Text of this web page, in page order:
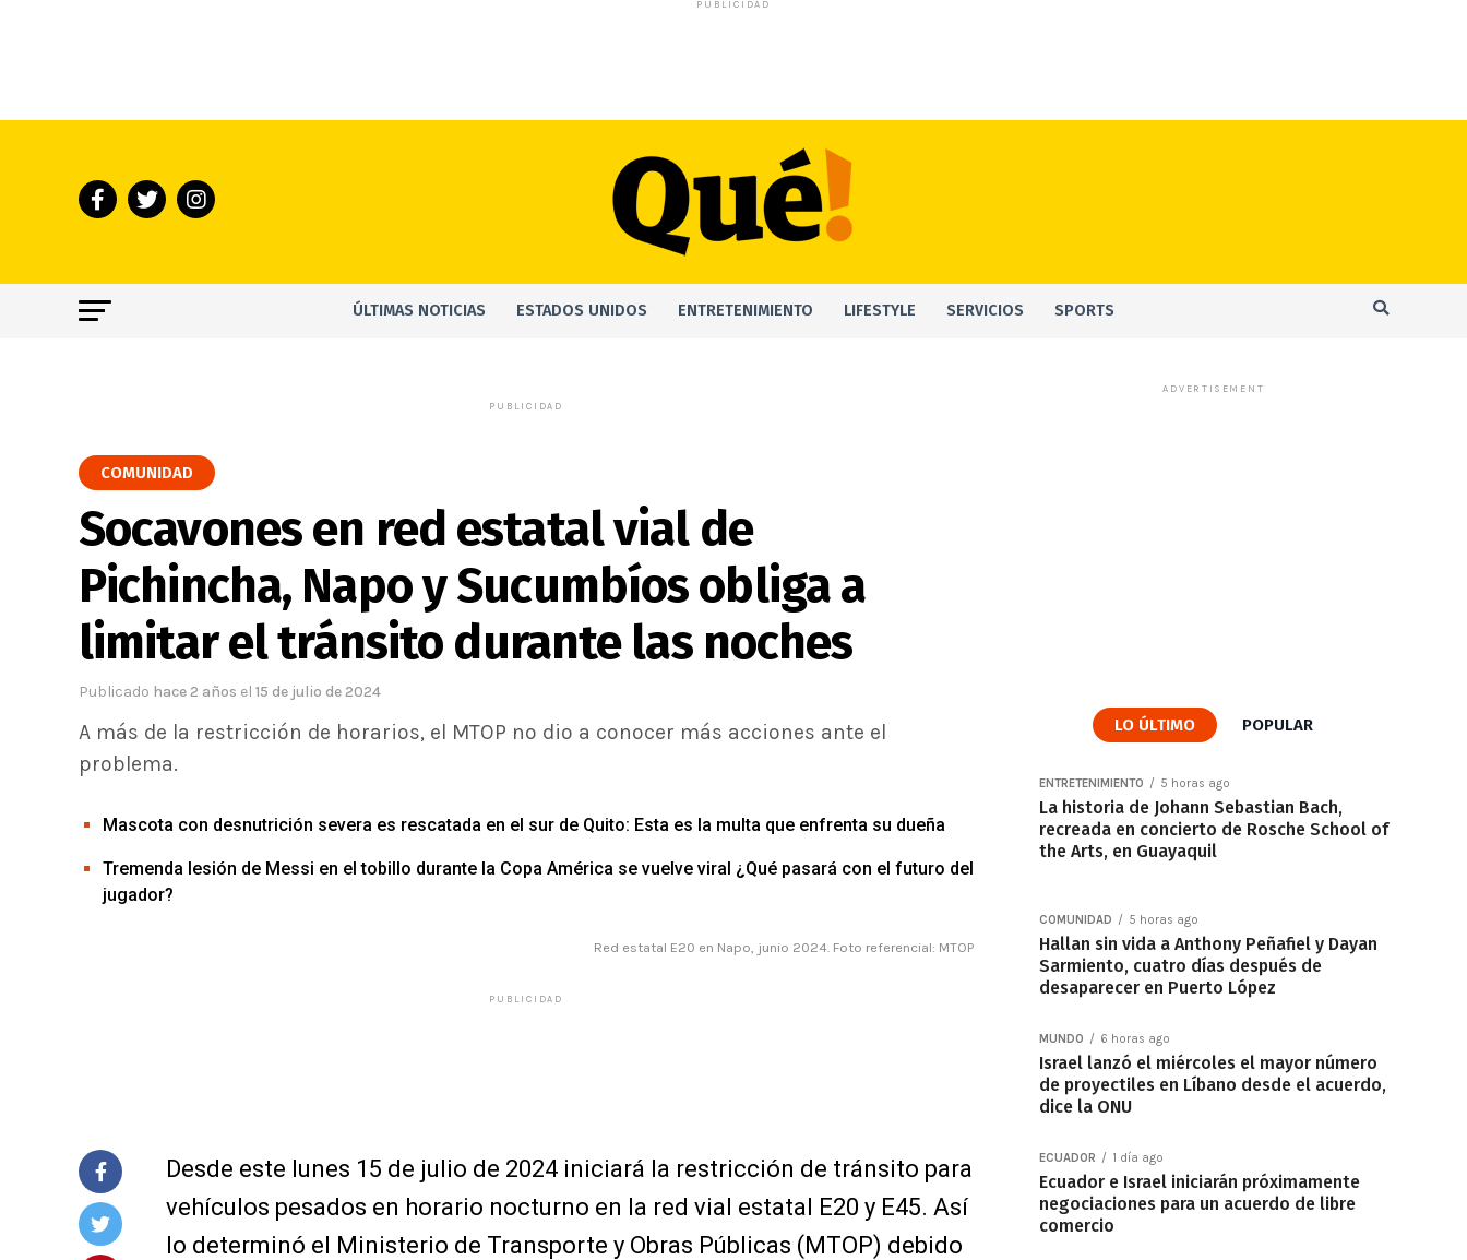
PUBLICIDAD
ÚLTIMAS NOTICIAS ESTADOS UNIDOS ENTRETENIMIENTO LIFESTYLE SERVICIOS SPORTS
PUBLICIDAD
COMUNIDAD
Socavones en red estatal vial de
Pichincha, Napo y Sucumbíos obliga a
limitar el tránsito durante las noches
Publicado hace 2 años el 15 de julio de 2024
A más de la restricción de horarios, el MTOP no dio a conocer más acciones ante el
problema.
Mascota con desnutrición severa es rescatada en el sur de Quito: Esta es la multa que enfrenta su dueña
Tremenda lesión de Messi en el tobillo durante la Copa América se vuelve viral ¿Qué pasará con el futuro del
jugador?
Red estatal E20 en Napo, junio 2024. Foto referencial: MTOP
PUBLICIDAD
Desde este lunes 15 de julio de 2024 iniciará la restricción de tránsito para
vehículos pesados en horario nocturno en la red vial estatal E20 y E45. Así
lo determinó el Ministerio de Transporte y Obras Públicas (MTOP) debido
ADVERTISEMENT
LO ÚLTIMO POPULAR
ENTRETENIMIENTO 5 horas ago
La historia de Johann Sebastian Bach,
recreada en concierto de Rosche School of
the Arts, en Guayaquil
COMUNIDAD 5 horas ago
Hallan sin vida a Anthony Peñafiel y Dayan
Sarmiento, cuatro días después de
desaparecer en Puerto López
MUNDO 6 horas ago
Israel lanzó el miércoles el mayor número
de proyectiles en Líbano desde el acuerdo,
dice la ONU
ECUADOR 1 día ago
Ecuador e Israel iniciarán próximamente
negociaciones para un acuerdo de libre
comercio